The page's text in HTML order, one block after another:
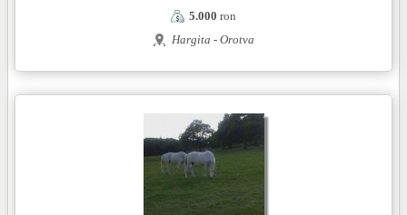
5.000 ron
Hargita - Orotva